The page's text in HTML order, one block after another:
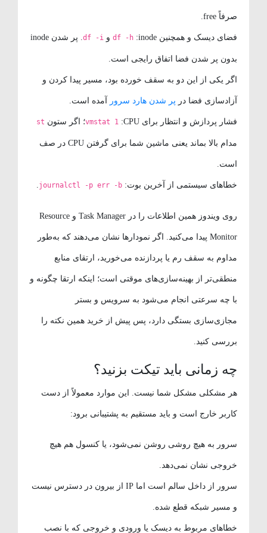
صرفاً free.
فضای دیسک و همچنین inode: df -h وdf -i . پر شدن inode
بدون پر شدن فضا اتفاق رایجی است.
اگر یکی از این دو به سقف خورده بود، مسیر پیدا کردن و
آزادسازی فضا درپر شدن هارد سرور آمده است.
فشار پردازش و انتظار برای CPU: vmstat 1؛ اگر ستونst
مدام بالا بماند یعنی ماشین شما برای گرفتن CPU در صف
است.
خطاهای سیستمی از آخرین بوت:journalctl -p err -b
.
روی ویندوز همین اطلاعات را در Task Manager و Resource
Monitor پیدا می‌کنید. اگر نمودارها نشان می‌دهند که به‌طور
مداوم به سقف رم یا پردازنده می‌خورید، ارتقای منابع
منطقی‌تر از بهینه‌سازی‌های موقتی است؛ اینکه ارتقا چگونه و
با چه سرعتی انجام می‌شود به سرویس و بستر
مجازی‌سازی بستگی دارد، پس پیش از خرید همین نکته را
بررسی کنید.
چه زمانی باید تیکت بزنید؟
هر مشکلی مشکل شما نیست. این موارد معمولاً از دست
کاربر خارج است و باید مستقیم به پشتیبانی برود:
سرور به هیچ روشی روشن نمی‌شود، یا کنسول هم هیچ
خروجی نشان نمی‌دهد.
سرور از داخل سالم است اما IP از بیرون در دسترس نیست
و مسیر شبکه قطع شده.
خطاهای مربوط به دیسک یا ورودی و خروجی که با نصب